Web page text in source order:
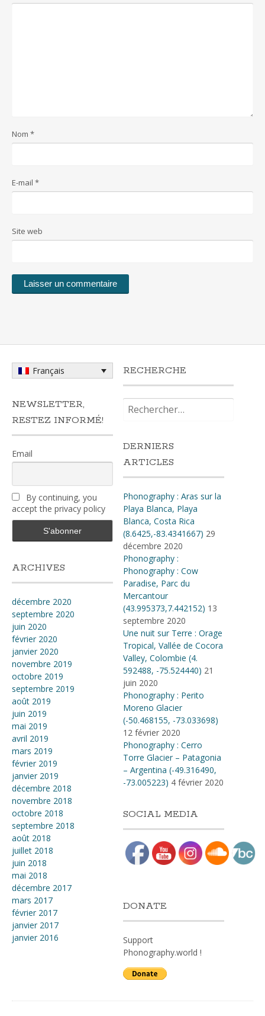
Nom *
E-mail *
Site web
Français
NEWSLETTER,
RESTEZ INFORMÉ!
Email
By continuing, you
accept the privacy policy
ARCHIVES
décembre 2020
septembre 2020
juin 2020
février 2020
janvier 2020
novembre 2019
octobre 2019
septembre 2019
août 2019
juin 2019
mai 2019
avril 2019
mars 2019
février 2019
janvier 2019
décembre 2018
novembre 2018
octobre 2018
septembre 2018
août 2018
juillet 2018
juin 2018
mai 2018
décembre 2017
mars 2017
février 2017
janvier 2017
janvier 2016
RECHERCHE
DERNIERS
ARTICLES
Phonography : Aras sur la
Playa Blanca, Playa
Blanca, Costa Rica
(8.6425,-83.4341667) 29
décembre 2020
Phonography :
Phonography : Cow
Paradise, Parc du
Mercantour
(43.995373,7.442152) 13
septembre 2020
Une nuit sur Terre : Orage
Tropical, Vallée de Cocora
Valley, Colombie (4​.​
592488, -75​.​524440) 21
juin 2020
Phonography : Perito
Moreno Glacier
(-50.468155, -73.033698)
12 février 2020
Phonography : Cerro
Torre Glacier – Patagonia
– Argentina (-49.316490,
-73.005223) 4 février 2020
SOCIAL MEDIA
DONATE
Support
Phonography.world !